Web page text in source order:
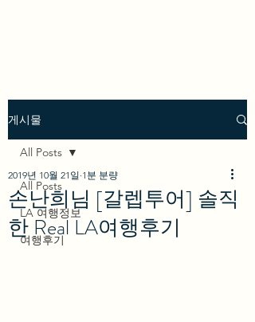
게시물
All Posts
LA 여행정보
여행후기
All Posts
손난희님 [갈렙투어] 솔직
한 Real LA여행후기
2019년 10월 21일 1분 분량